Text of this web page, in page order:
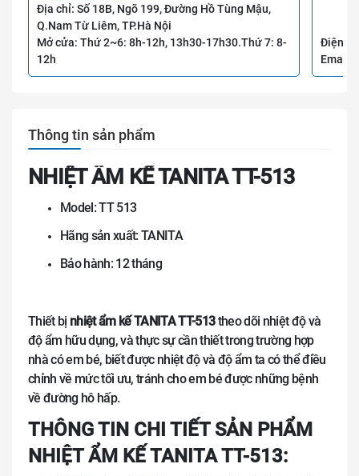
Địa chỉ: Số 18B, Ngõ 199, Đường Hồ Tùng Mậu,
Q.Nam Từ Liêm, TP.Hà Nội
Mở cửa: Thứ 2~6: 8h-12h, 13h30-17h30.Thứ 7: 8-
12h
Điện
Email:
Thông tin sản phẩm
NHIỆT ẨM KẾ TANITA TT-513
Model: TT 513
Hãng sản xuất: TANITA
Bảo hành: 12 tháng
Thiết bị nhiệt ẩm kế TANITA TT-513theodõi nhiệt độ và
độ ẩm hữu dụng, và thực sự cần thiết trong trường hợp
nhà có em bé, biết được nhiệt độ và độ ẩm ta có thể điều
chỉnh về mức tối ưu, tránh cho em bé được những bệnh
về đường hô hấp.
THÔNG TIN CHI TIẾT SẢN PHẨM
NHIỆT ẨM KẾ TANITA TT-513: